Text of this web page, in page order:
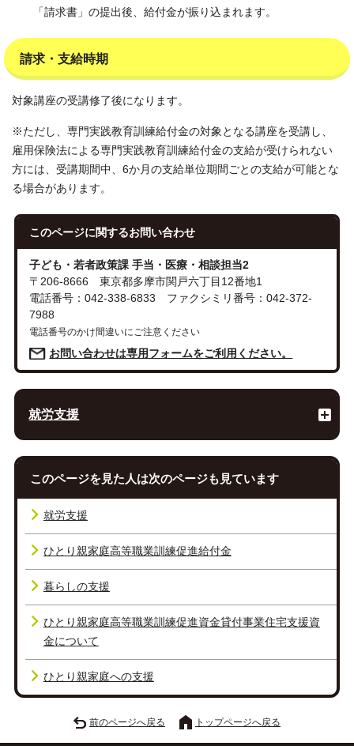
「請求書」の提出後、給付金が振り込まれます。
請求・支給時期
対象講座の受講修了後になります。
※ただし、専門実践教育訓練給付金の対象となる講座を受講し、
雇用保険法による専門実践教育訓練給付金の支給が受けられない
方には、受講期間中、6か月の支給単位期間ごとの支給が可能とな
る場合があります。
このページに関するお問い合わせ
子ども・若者政策課 手当・医療・相談担当2
〒206-8666 東京都多摩市関戸六丁目12番地1
電話番号：042-338-6833 ファクシミリ番号：042-372-
7988
電話番号のかけ間違いにご注意ください
お問い合わせは専用フォームをご利用ください。
就労支援
このページを見た人は次のページも見ています
就労支援
ひとり親家庭高等職業訓練促進給付金
暮らしの支援
ひとり親家庭高等職業訓練促進資金貸付事業住宅支援資
金について
ひとり親家庭への支援
前のページへ戻る トップページへ戻る